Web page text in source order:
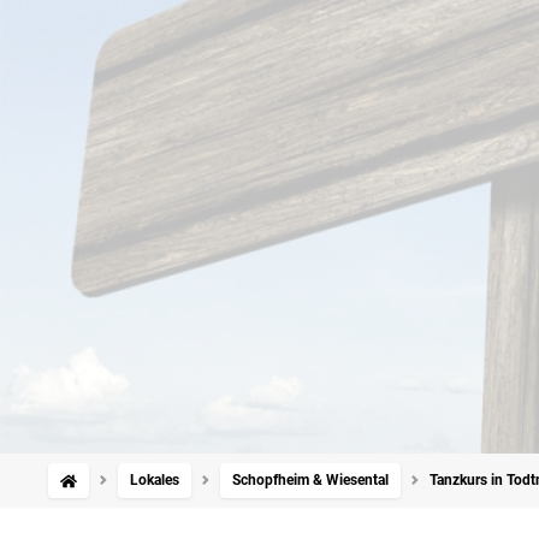
Lokales Schopfheim & Wiesental Tanzkurs in